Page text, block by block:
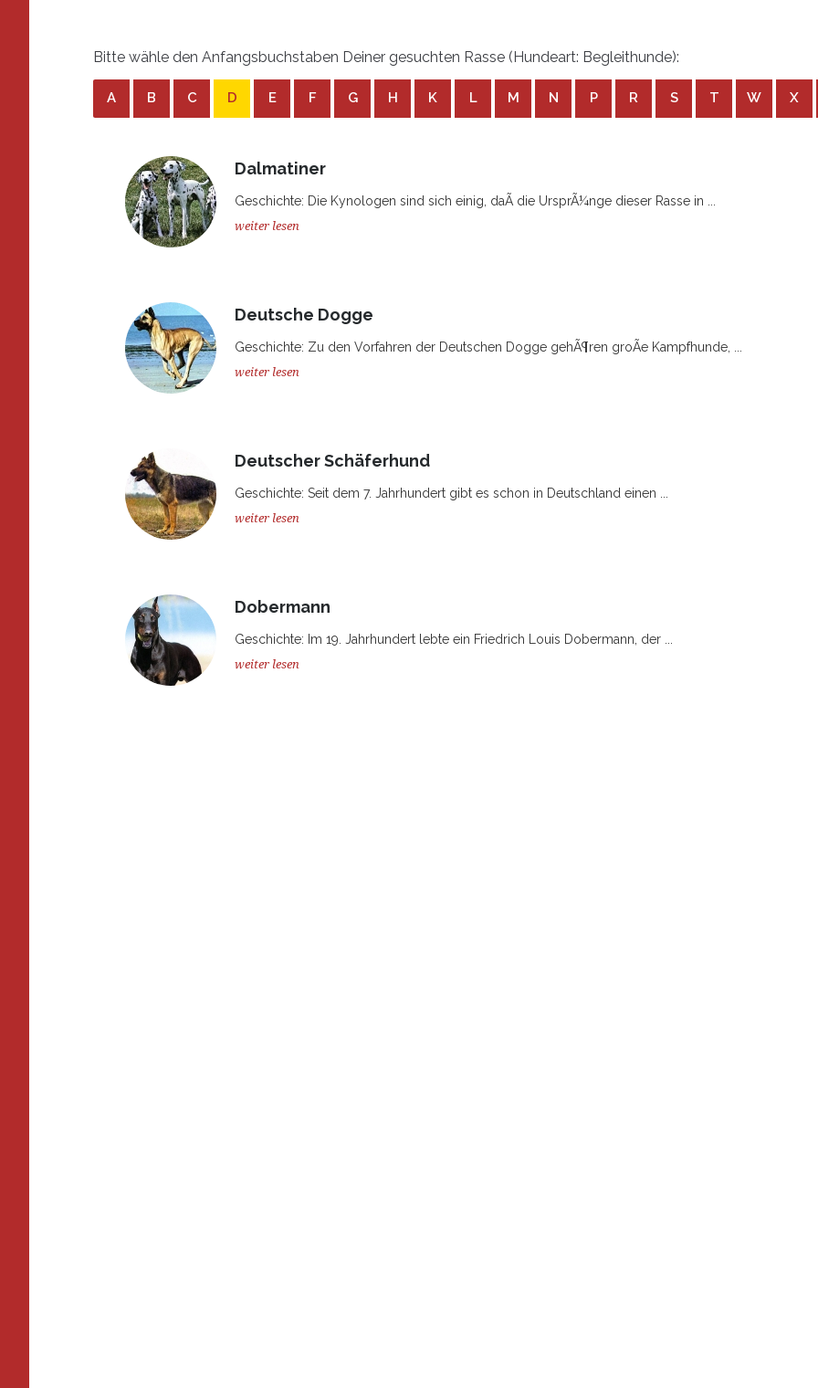
Bitte wähle den Anfangsbuchstaben Deiner gesuchten Rasse (Hundeart: Begleithunde):
A B C D E F G H K L M N P R S T W X
Dalmatiner
Geschichte: Die Kynologen sind sich einig, daÃ die UrsprÃ¼nge dieser Rasse in ...
weiter lesen
Deutsche Dogge
Geschichte: Zu den Vorfahren der Deutschen Dogge gehÃ¶ren groÃe Kampfhunde, ...
weiter lesen
Deutscher Schäferhund
Geschichte: Seit dem 7. Jahrhundert gibt es schon in Deutschland einen ...
weiter lesen
Dobermann
Geschichte: Im 19. Jahrhundert lebte ein Friedrich Louis Dobermann, der ...
weiter lesen